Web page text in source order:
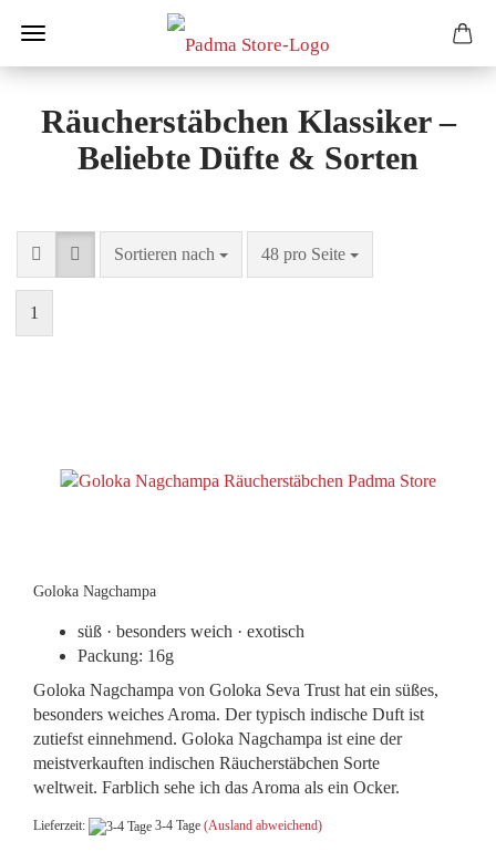
Räucherstäbchen Klassiker –
Beliebte Düfte & Sorten
Sortieren nach
Sortieren nach 48 pro Seite
pro Seite
1
Goloka Nagchampa
süß · besonders weich · exotisch
Packung: 16g
Goloka Nagchampa von Goloka Seva Trust hat ein süßes,
besonders weiches Aroma. Der typisch indische Duft ist
zutiefst einnehmend. Goloka Nagchampa ist eine der
meistverkauften indischen Räucherstäbchen Sorte
weltweit. Farblich sehe ich das Aroma als ein Ocker.
Lieferzeit: 3-4 Tage (Ausland abweichend)